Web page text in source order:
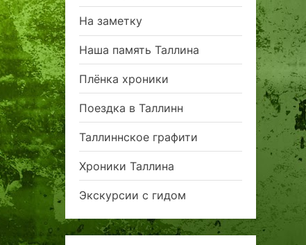
На заметку
Наша память Таллина
Плёнка хроники
Поездка в Таллинн
Таллиннское графити
Хроники Таллина
Экскурсии с гидом